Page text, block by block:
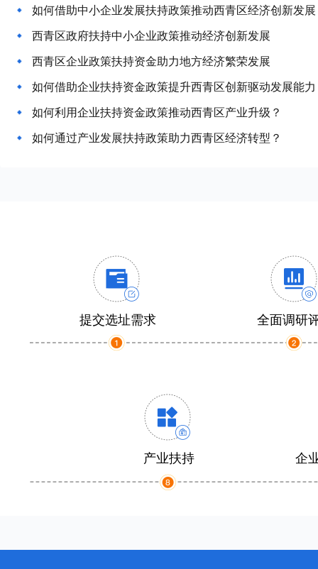
如何借助中小企业发展扶持政策推动西青区经济创新发
西青区政府扶持中小企业政策推动经济创新发展
西青区企业政策扶持资金助力地方经济繁荣发展
如何借助企业扶持资金政策提升西青区创新驱动发展能
如何利用企业扶持资金政策推动西青区产业升级？
如何通过产业发展扶持政策助力西青区经济转型？
提交选址需求 全面调研
产业扶持 企